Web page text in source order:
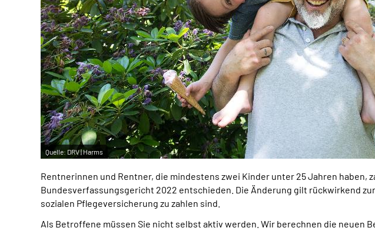
Quelle: DRV | Harms
Rentnerinnen und Rentner, die mindestens zwei Kinder unter 25 Jahren
Bundesverfassungsgericht 2022 entschieden. Die Änderung gilt rückwirkend
sozialen Pflegeversicherung zu zahlen sind.
Als Betroffene müssen Sie nicht selbst aktiv werden. Wir berechnen die neuen